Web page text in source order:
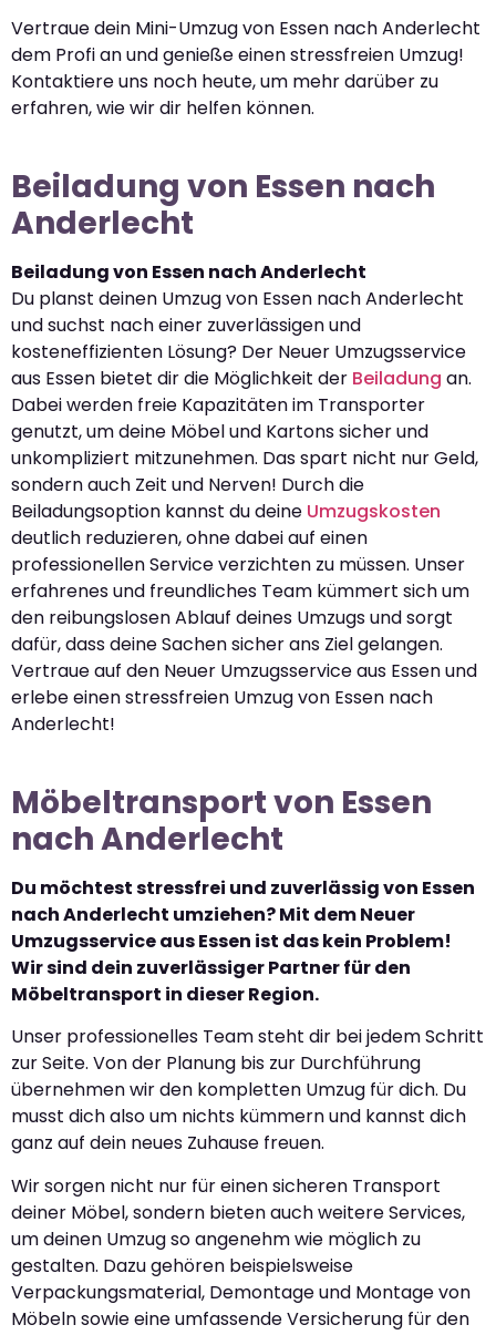
Vertraue dein Mini-Umzug von Essen nach Anderlecht
dem Profi an und genieße einen stressfreien Umzug!
Kontaktiere uns noch heute, um mehr darüber zu
erfahren, wie wir dir helfen können.
Beiladung von Essen nach
Anderlecht
Beiladung von Essen nach Anderlecht
Du planst deinen Umzug von Essen nach Anderlecht
und suchst nach einer zuverlässigen und
kosteneffizienten Lösung? Der Neuer Umzugsservice
aus Essen bietet dir die Möglichkeit der Beiladung an.
Dabei werden freie Kapazitäten im Transporter
genutzt, um deine Möbel und Kartons sicher und
unkompliziert mitzunehmen. Das spart nicht nur Geld,
sondern auch Zeit und Nerven! Durch die
Beiladungsoption kannst du deine Umzugskosten
deutlich reduzieren, ohne dabei auf einen
professionellen Service verzichten zu müssen. Unser
erfahrenes und freundliches Team kümmert sich um
den reibungslosen Ablauf deines Umzugs und sorgt
dafür, dass deine Sachen sicher ans Ziel gelangen.
Vertraue auf den Neuer Umzugsservice aus Essen und
erlebe einen stressfreien Umzug von Essen nach
Anderlecht!
Möbeltransport von Essen
nach Anderlecht
Du möchtest stressfrei und zuverlässig von Essen
nach Anderlecht umziehen? Mit dem Neuer
Umzugsservice aus Essen ist das kein Problem!
Wir sind dein zuverlässiger Partner für den
Möbeltransport in dieser Region.
Unser professionelles Team steht dir bei jedem Schritt
zur Seite. Von der Planung bis zur Durchführung
übernehmen wir den kompletten Umzug für dich. Du
musst dich also um nichts kümmern und kannst dich
ganz auf dein neues Zuhause freuen.
Wir sorgen nicht nur für einen sicheren Transport
deiner Möbel, sondern bieten auch weitere Services,
um deinen Umzug so angenehm wie möglich zu
gestalten. Dazu gehören beispielsweise
Verpackungsmaterial, Demontage und Montage von
Möbeln sowie eine umfassende Versicherung für den